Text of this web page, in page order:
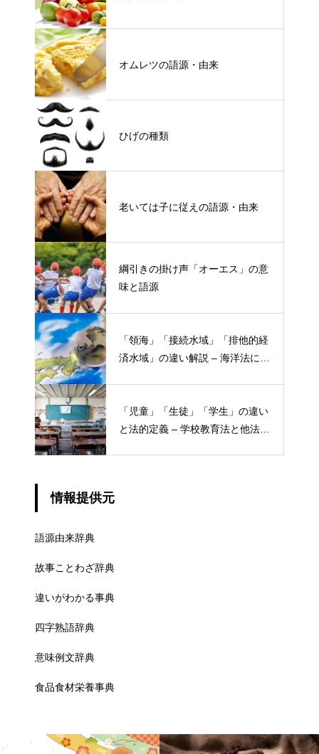
オムレツの語源・由来
ひげの種類
老いては子に従えの語源・由来
綱引きの掛け声「オーエス」の意
味と語源
「領海」「接続水域」「排他的経
済水域」の違い解説 – 海洋法にお
「児童」「生徒」「学生」の違い
と法的定義 – 学校教育法と他法律
情報提供元
語源由来辞典
故事ことわざ辞典
違いがわかる事典
四字熟語辞典
意味例文辞典
食品食材栄養事典